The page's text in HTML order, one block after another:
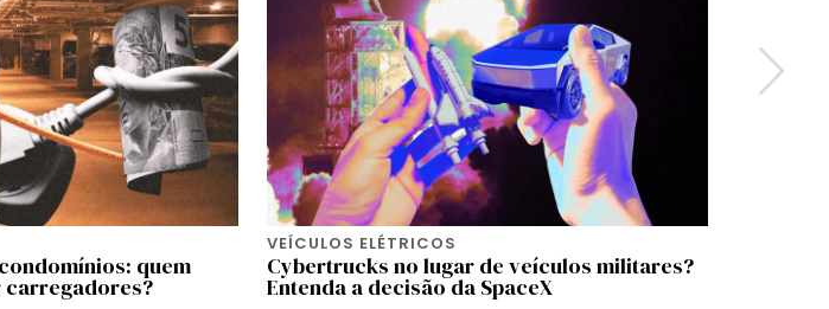
quem
carregadores?
VEÍCULOS ELÉTRICOS
Cybertrucks no lugar de veículos militares?
Entenda a decisão da SpaceX